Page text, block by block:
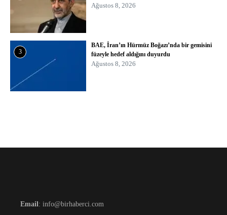
Ağustos 8, 2026
3
BAE, İran’ın Hürmüz Boğazı’nda bir gemisini
füzeyle hedef aldığını duyurdu
Ağustos 8, 2026
Email : info@birhaberci.com